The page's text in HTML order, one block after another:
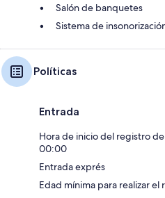
Salón de banquetes
Sistema de
Políticas
Entrada
Hora de inicio del registro
00:00
Entrada exprés
Edad mínima para realizar